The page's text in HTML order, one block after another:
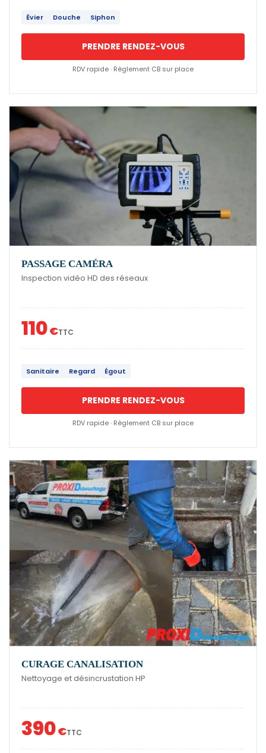
Évier Douche Siphon
PRENDRE RENDEZ-VOUS
RDV rapide · Règlement CB sur place
PASSAGE CAMÉRA
Inspection vidéo HD des réseaux
110€TTC
Sanitaire Regard Égout
PRENDRE RENDEZ-VOUS
RDV rapide · Règlement CB sur place
CURAGE CANALISATION
Nettoyage et désincrustation HP
390€TTC